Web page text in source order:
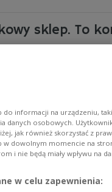
sklep. To
sklep Auchan Go.
inflacja.
informacji na urządzeniu,
danych osobowych.
jak również skorzystać z
w dowolnym momencie na
i nie będą miały wpływu na
w celu zapewnienia: